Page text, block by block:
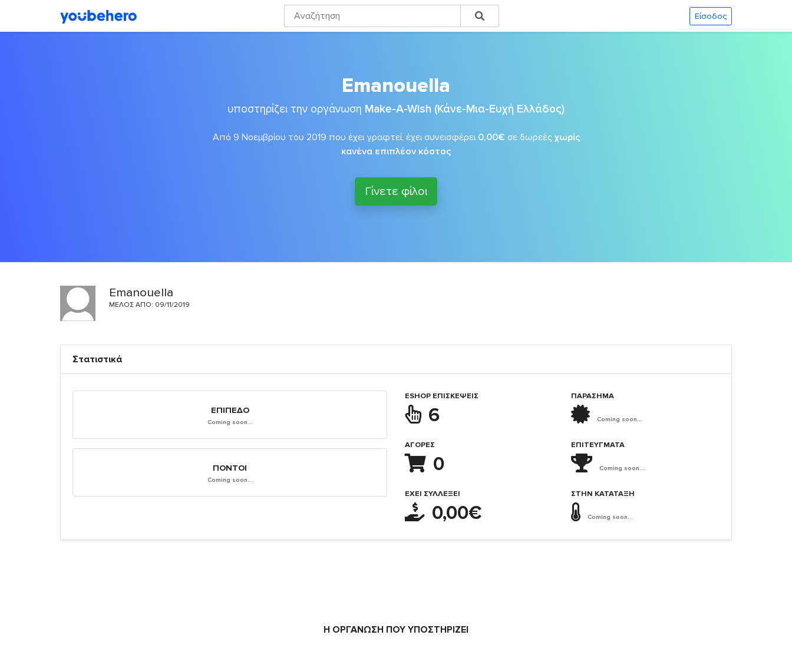
Είσοδος
Emanouella
υποστηρίζει την οργάνωση Make-A-Wish (Κάνε-Μια-Ευχή Ελλάδος)
Από 9 Νοεμβρίου του 2019 που έχει γραφτεί, έχει συνεισφέρει 0,00€ σε δωρεές χωρίς
κανένα επιπλέον κόστος
Γίνετε φίλοι
Emanouella
ΜΈΛΟΣ ΑΠΌ: 09/11/2019
Στατιστικά
ΕΠΊΠΕΔΟ
Coming soon...
ΠΌΝΤΟΙ
Coming soon...
ESHOP ΕΠΙΣΚΈΨΕΙΣ
6
ΑΓΟΡΈΣ
0
ΈΧΕΙ ΣΥΛΛΈΞΕΙ
0,00€
ΠΑΡΑΣΗΜΑ
Coming soon...
ΕΠΙΤΕΎΓΜΑΤΑ
Coming soon...
ΣΤΗΝ ΚΑΤΆΤΑΞΗ
Coming soon...
Η ΟΡΓΆΝΩΣΗ ΠΟΥ ΥΠΟΣΤΗΡΙΖΕΙ